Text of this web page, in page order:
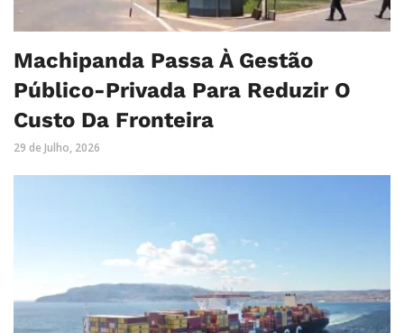
Machipanda Passa À Gestão
Público-Privada Para Reduzir O
Custo Da Fronteira
29 de Julho, 2026